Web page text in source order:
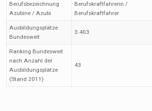
Berufsbezeichnung
Azubine / Azubi
Berufskraftfahrerin /
Berufskraftfahrer
Ausbildungsplätze
Bundesweit
3.403
Ranking Bundesweit
nach Anzahl der
Ausbildungsplätze
(Stand 2011)
43